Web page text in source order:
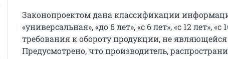
Законопроектом дана классификации
«универсальная», «до 6 лет», «с 6 лет», «с 12 лет»,
требования к обороту продукции, не являющейся
Предусмотрено, что производитель,